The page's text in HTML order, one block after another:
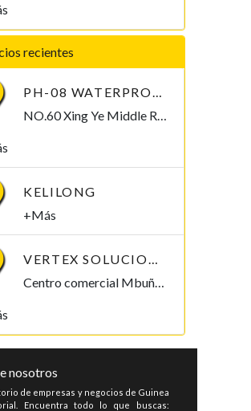
recientes
PH-08 WATERPROOF PEN-TYPE SOIL PH METER
NO.60 Xing Ye Middle Road Fuan Fujian China , 355019,
KELILONG
+Más
VERTEX SOLUCIONES S.L.
Centro comercial Mbuña Bocamba, primera planta. Bata, Litoral , Guinea Ecuatorial
nosotros
de empresas y negocios de Guinea
Encuentra todo lo que buscas: